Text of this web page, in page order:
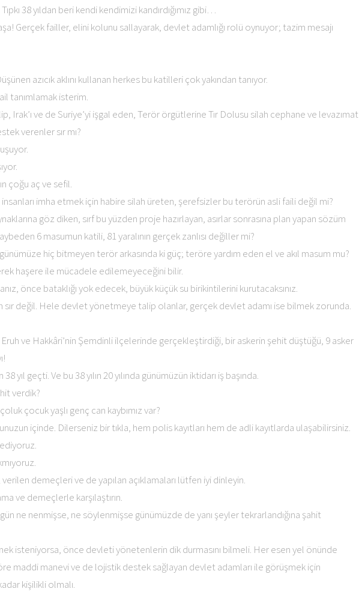
38 yıldan beri kendi kendimizi kandırdığımız gibi…
Gerçek failler, elini kolunu sallayarak, devlet adamlığı rolü oynuyor; tazim mesajı
azıcık aklını kullanan herkes bu katilleri çok yakından tanıyor.
tanımlamak isterim.
Irak’ı ve de Suriye’yi işgal eden, Terör örgütlerine Tır Dolusu silah cephane ve levazımat
verenler sır mı?
çoğu aç ve sefil.
imha etmek için habire silah üreten, şerefsizler bu terörün asli faili değil mi?
göz diken, sırf bu yüzden proje hazırlayan, asırlar sonrasına plan yapan sözüm
6 masumun katili, 81 yaralının gerçek zanlısı değiller mi?
hiç bitmeyen terör arkasında ki güç; teröre yardım eden el ve akıl masum mu?
haşere ile mücadele edilemeyeceğini bilir.
önce bataklığı yok edecek, büyük küçük su birikintilerini kurutacaksınız.
sır değil. Hele devlet yönetmeye talip olanlar, gerçek devlet adamı ise bilmek zorunda.
Eruh ve Hakkâri’nin Şemdinli ilçelerinde gerçekleştirdiği, bir askerin şehit düştüğü, 9 asker
yıl geçti. Ve bu 38 yılın 20 yılında günümüzün iktidarı iş başında.
verdik?
çocuk yaşlı genç can kaybımız var?
içinde. Dilerseniz bir tıkla, hem polis kayıtları hem de adli kayıtlarda ulaşabilirsiniz.
demeçleri ve de yapılan açıklamaları lütfen iyi dinleyin.
ve demeçlerle karşılaştırın.
ne nenmişse, ne söylenmişse günümüzde de yanı şeyler tekrarlandığına şahit
isteniyorsa, önce devleti yönetenlerin dik durmasını bilmeli. Her esen yel önünde
maddi manevi ve de lojistik destek sağlayan devlet adamları ile görüşmek için
kişilikli olmalı.